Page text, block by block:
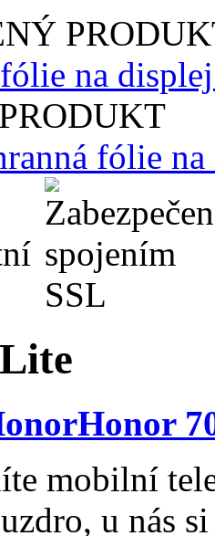
na
fólie
Honor
mobilní
u nás